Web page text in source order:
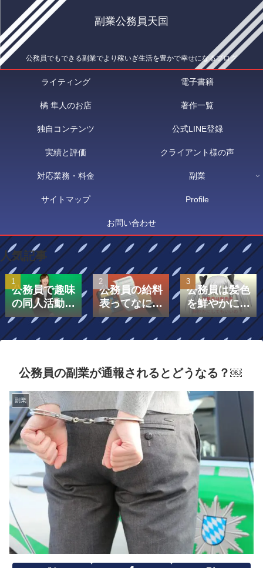
副業公務員天国
公務員でもできる副業でより稼いぎ生活を豊かで幸せになるブログ
ライティング 電子書籍
橘 隼人のお店 著作一覧
独自コンテンツ 公式LINE登録
実績と評価 クライアント様の声
対応業務・料金 副業
サイトマップ Profile
お問い合わせ
人気記事
公務員で趣味
の同人活動を
したら副業に
なる？
公務員の給料
表ってなに？
給料表は「号
給」と「級」
公務員は髪色
を鮮やかにし
てもいいの？
公務員の副業が通報されるとどうなる？￼
副業